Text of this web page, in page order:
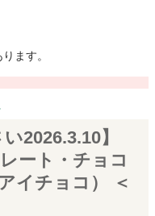
ます。
2026.3.10】
ート・チョコ
イチョコ） ＜